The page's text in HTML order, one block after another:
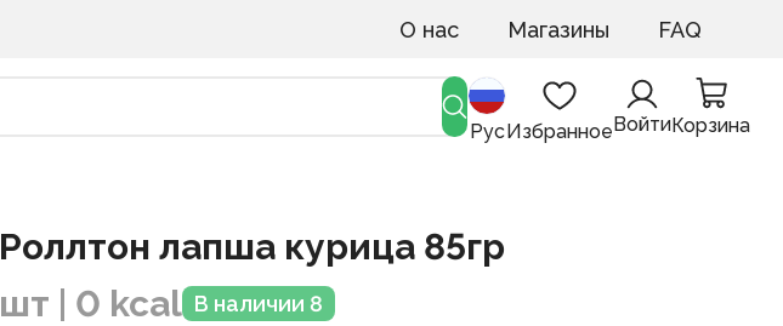
О нас Магазины FAQ
РусИзбранноеВойтиКорзина
Роллтон лапша курица 85гр
шт | 0 kcal В наличии 8